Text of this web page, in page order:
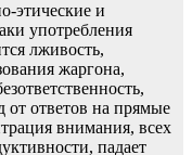
этические и
употребления
лживость,
жаргона,
от ответов на прямые
внимания, всех
падает